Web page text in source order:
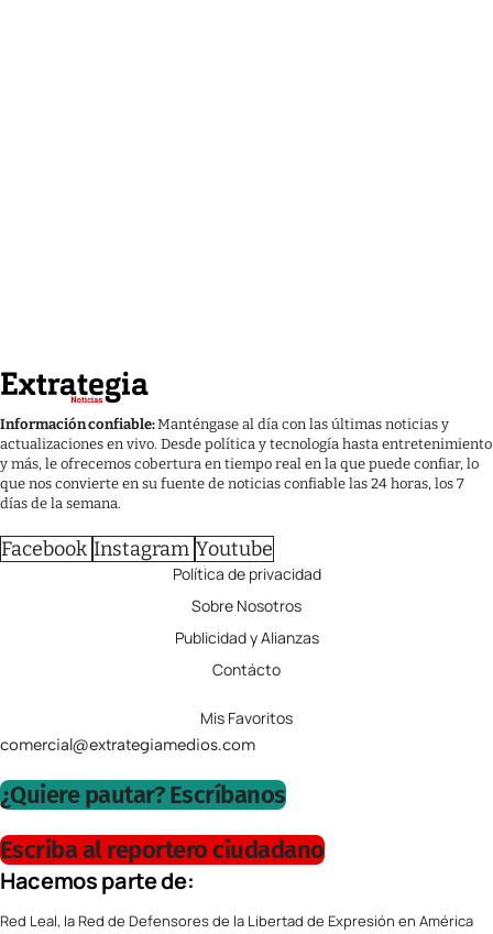
Información confiable:Manténgase al día con las últimas noticias y
actualizaciones en vivo. Desde política y tecnología hasta entretenimiento
y más, le ofrecemos cobertura en tiempo real en la que puede confiar, lo
que nos convierte en su fuente de noticias confiable las 24 horas, los 7
días de la semana.
Facebook Instagram Youtube
Política de privacidad
Sobre Nosotros
Publicidad y Alianzas
Contácto
Mis Favoritos
comercial@extrategiamedios.com
¿Quiere pautar? Escríbanos
Escriba al reportero ciudadano
Hacemos parte de:
Red Leal, la Red de Defensores de la Libertad de Expresión en América